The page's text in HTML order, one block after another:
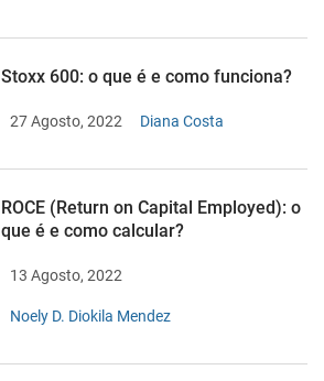
Stoxx 600: o que é e como funciona?
27 Agosto, 2022 Diana Costa
ROCE (Return on Capital Employed): o
que é e como calcular?
13 Agosto, 2022
Noely D. Diokila Mendez